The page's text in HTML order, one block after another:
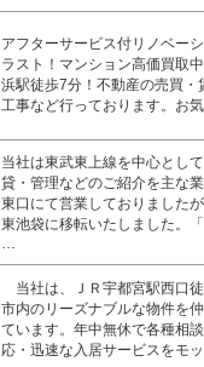
アフターサービス付リノベー
ラスト！マンション高価買取
浜駅徒歩7分！不動産の売買・
工事など行っております。お
当社は東武東上線を中心とし
貸・管理などのご紹介を主な
東口にて営業しておりました
東池袋に移転いたしました。
…
当社は、ＪＲ宇都宮駅西口
市内のリーズナブルな物件を
ています。年中無休で各種相
応・迅速な入居サービスをモ